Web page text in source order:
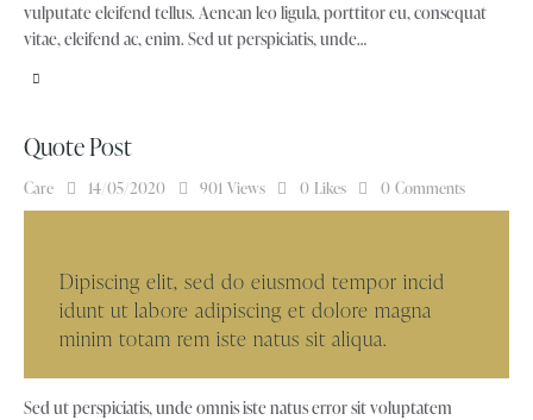
vulputate eleifend tellus. Aenean leo ligula, porttitor eu, consequat
vitae, eleifend ac, enim. Sed ut perspiciatis, unde…
Quote Post
Care 14/05/2020 901 Views 0 Likes 0 Comments
Dipiscing elit, sed do eiusmod tempor incid
idunt ut labore adipiscing et dolore magna
minim totam rem iste natus sit aliqua.
Sed ut perspiciatis, unde omnis iste natus error sit voluptatem